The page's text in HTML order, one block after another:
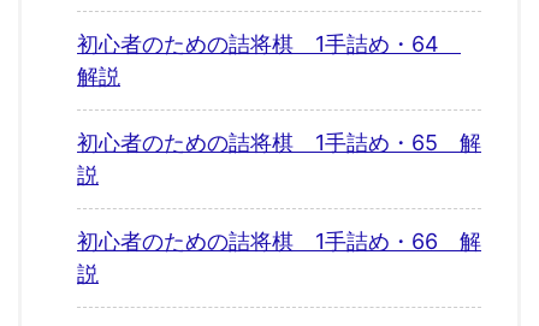
初心者のための詰将棋 1手詰め・64
解説
初心者のための詰将棋 1手詰め・65 解
説
初心者のための詰将棋 1手詰め・66 解
説